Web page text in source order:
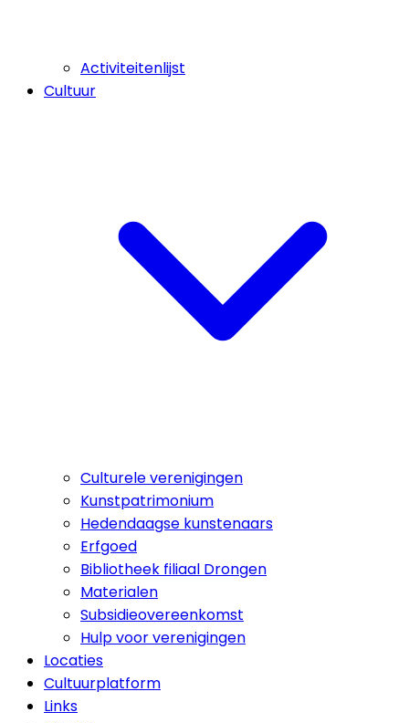
Activiteitenlijst
Cultuur
Culturele verenigingen
Kunstpatrimonium
Hedendaagse kunstenaars
Erfgoed
Bibliotheek filiaal Drongen
Materialen
Subsidieovereenkomst
Hulp voor verenigingen
Locaties
Cultuurplatform
Links